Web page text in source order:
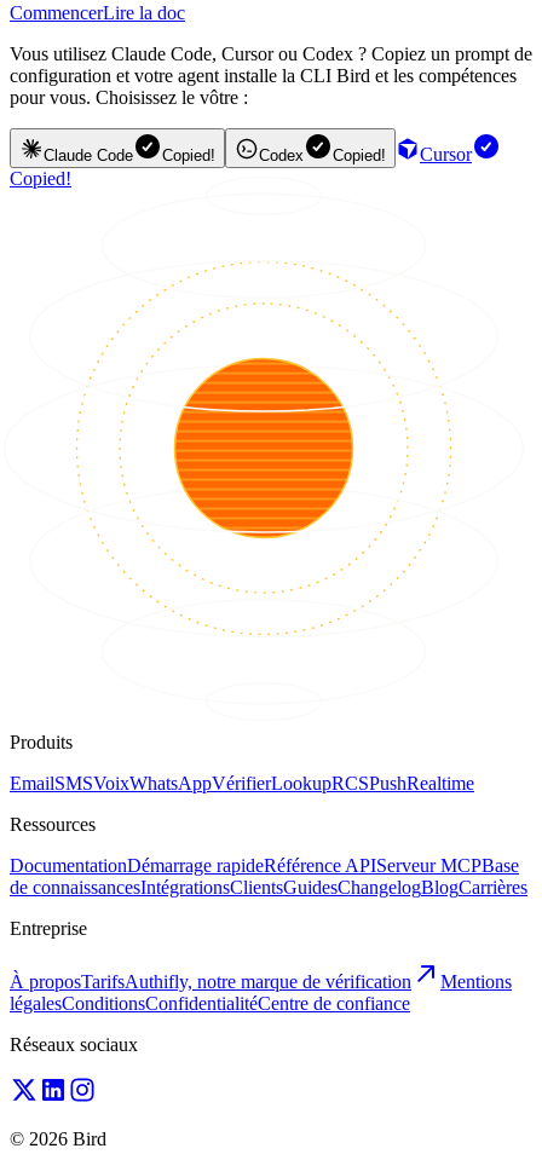
CommencerLire la doc
Vous utilisez Claude Code, Cursor ou Codex ? Copiez un prompt de
configuration et votre agent installe la CLI Bird et les compétences
pour vous. Choisissez le vôtre :
Claude Code Copied! Codex Copied!
Cursor
Copied!
Produits
EmailSMSVoixWhatsAppVérifierLookupRCSPushRealtime
Ressources
DocumentationDémarrage rapideRéférence APIServeur MCPBase
de connaissancesIntégrationsClientsGuidesChangelogBlogCarrières
Entreprise
À proposTarifsAuthifly, notre marque de vérification
Mentions
légalesConditionsConfidentialitéCentre de confiance
Réseaux sociaux
© 2026 Bird